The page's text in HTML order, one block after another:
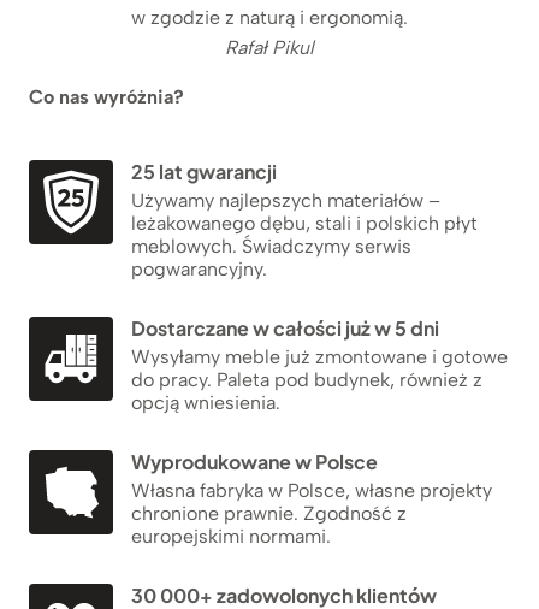
w zgodzie z naturą i ergonomią.
Rafał Pikul
Co nas wyróżnia?
25 lat gwarancji
Używamy najlepszych materiałów –
leżakowanego dębu, stali i polskich płyt
meblowych. Świadczymy serwis
pogwarancyjny.
Dostarczane w całości już w 5 dni
Wysyłamy meble już zmontowane i gotowe
do pracy. Paleta pod budynek, również z
opcją wniesienia.
Wyprodukowane w Polsce
Własna fabryka w Polsce, własne projekty
chronione prawnie. Zgodność z
europejskimi normami.
30 000+ zadowolonych klientów